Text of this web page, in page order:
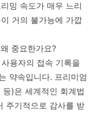
밍 속도가 매우 느리
거의 불가능에 가깝
중요한가요?
용자의 접속 기록을
약속입니다. 프리미엄
)은 세계적인 회계법
주기적으로 감사를 받